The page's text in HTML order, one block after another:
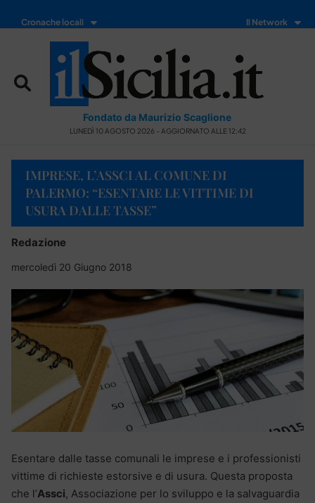
Cronache locali Il Network
Fondato da Maurizio Scaglione
LUNEDÌ 10 AGOSTO 2026 - AGGIORNATO ALLE 12:42
IMPRESE, L’ASSCI AL COMUNE DI
PALERMO: “ESENTARE LE VITTIME DI
USURA DALLE TASSE”
Redazione
mercoledì 20 Giugno 2018
Esentare dalle tasse comunali le imprese e i professionisti
vittime di richieste estorsive e di usura. Questa proposta
che l’Assci, Associazione per lo sviluppo e la salvaguardia